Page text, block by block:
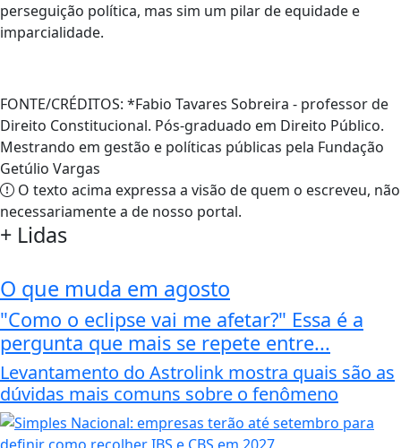
perseguição política, mas sim um pilar de equidade e
imparcialidade.
FONTE/CRÉDITOS: *Fabio Tavares Sobreira - professor de
Direito Constitucional. Pós-graduado em Direito Público.
Mestrando em gestão e políticas públicas pela Fundação
Getúlio Vargas
O texto acima expressa a visão de quem o escreveu, não
necessariamente a de nosso portal.
+ Lidas
O que muda em agosto
"Como o eclipse vai me afetar?" Essa é a
pergunta que mais se repete entre...
Levantamento do Astrolink mostra quais são as
dúvidas mais comuns sobre o fenômeno